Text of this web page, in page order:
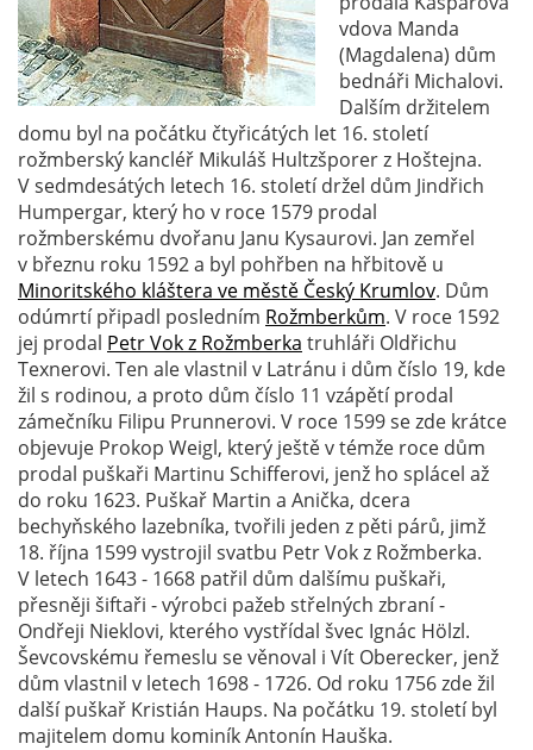
vdova Manda
(Magdalena) dům
bednáři Michalovi.
Dalším držitelem
domu byl na počátku čtyřicátých let 16. století
rožmberský kancléř Mikuláš Hultzšporer z Hoštejna.
V sedmdesátých letech 16. století držel dům Jindřich
Humpergar, který ho v roce 1579 prodal
rožmberskému dvořanu Janu Kysaurovi. Jan zemřel
v březnu roku 1592 a byl pohřben na hřbitově u
Minoritského kláštera ve městě Český Krumlov. Dům
odúmrtí připadl posledním Rožmberkům. V roce 1592
jej prodal Petr Vok z Rožmberka truhláři Oldřichu
Texnerovi. Ten ale vlastnil v Latránu i dům číslo 19, kde
žil s rodinou, a proto dům číslo 11 vzápětí prodal
zámečníku Filipu Prunnerovi. V roce 1599 se zde krátce
objevuje Prokop Weigl, který ještě v témže roce dům
prodal puškaři Martinu Schifferovi, jenž ho splácel až
do roku 1623. Puškař Martin a Anička, dcera
bechyňského lazebníka, tvořili jeden z pěti párů, jimž
18. října 1599 vystrojil svatbu Petr Vok z Rožmberka.
V letech 1643 - 1668 patřil dům dalšímu puškaři,
přesněji šiftaři - výrobci pažeb střelných zbraní -
Ondřeji Nieklovi, kterého vystřídal švec Ignác Hölzl.
Ševcovskému řemeslu se věnoval i Vít Oberecker, jenž
dům vlastnil v letech 1698 - 1726. Od roku 1756 zde žil
další puškař Kristián Haups. Na počátku 19. století byl
majitelem domu kominík Antonín Hauška.